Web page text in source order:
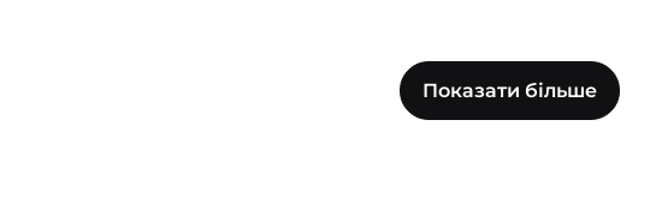
Показати більше